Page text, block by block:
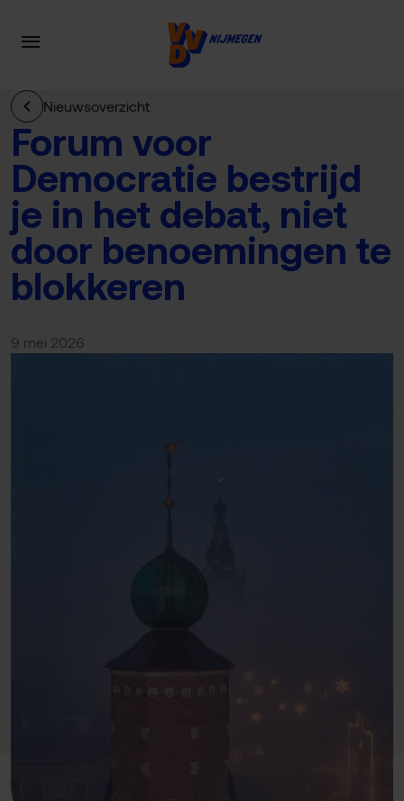
Nieuwsoverzicht
Forum voor
Democratie bestrijd
je in het debat, niet
door benoemingen te
blokkeren
9 mei 2026